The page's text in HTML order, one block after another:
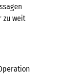
zu weit